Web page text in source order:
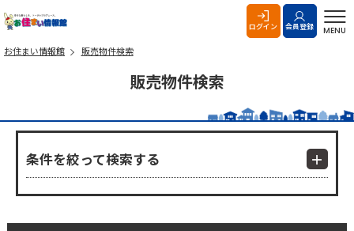
ログイン 会員登録 MENU
お住まい情報館 販売物件検索
販売物件検索
条件を絞って検索する